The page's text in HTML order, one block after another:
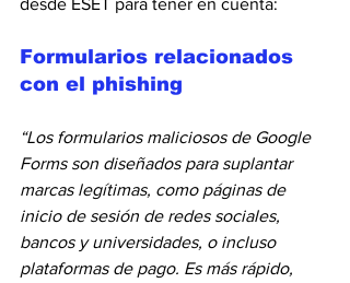
Formularios relacionados
con el phishing
“Los formularios maliciosos de Google
Forms son diseñados para suplantar
marcas legítimas, como páginas de
inicio de sesión de redes sociales,
bancos y universidades, o incluso
plataformas de pago. Es más rápido,